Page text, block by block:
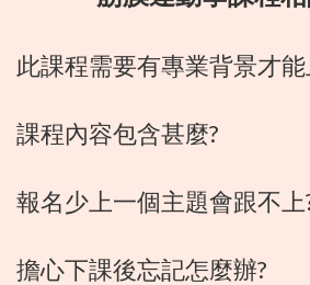
此課程需要有專業背景才能
課程內容包含甚麼?
報名少上一個主題會跟不上
擔心下課後忘記怎麼辦?